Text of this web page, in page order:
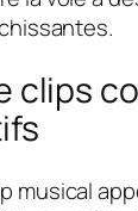
clips
musical